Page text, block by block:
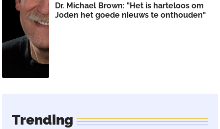
Dr. Michael Brown: "Het is harteloos om
Joden het goede nieuws te onthouden"
Trending